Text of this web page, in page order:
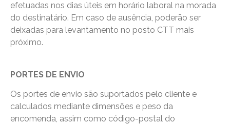
efetuadas nos dias úteis em horário laboral na morada
do destinatário. Em caso de ausência, poderão ser
deixadas para levantamento no posto CTT mais
próximo.
PORTES DE ENVIO
Os portes de envio são suportados pelo cliente e
calculados mediante dimensões e peso da
encomenda, assim como código-postal do